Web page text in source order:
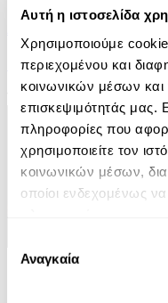
Αυτή η ιστοσελίδα
Χρησιμοποιούμε
περιεχομένου και
κοινωνικών μέσων
επισκεψιμότητάς μας.
πληροφορίες που
χρησιμοποιείτε τον
κοινωνικών μέσων,
οποίοι ενδεχομένως
των υπηρεσιών τους.
συγκατάθεσης
Αναγκαία
Αυτοί που επέζησαν
Jane Harper
10.99€
eBook